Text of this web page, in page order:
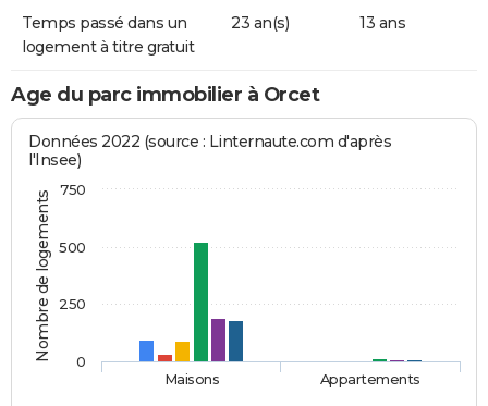
Temps passé dans un
logement à titre gratuit
23 an(s) 13 ans
Age du parc immobilier à Orcet
Nombre de logements
Données 2022 (source : Linternaute.com d'après
l'Insee)
Maisons Appartements
0
250
500
750